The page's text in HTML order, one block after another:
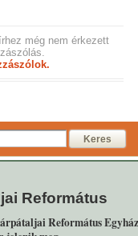
még nem érkezett
Keres
Református
Református